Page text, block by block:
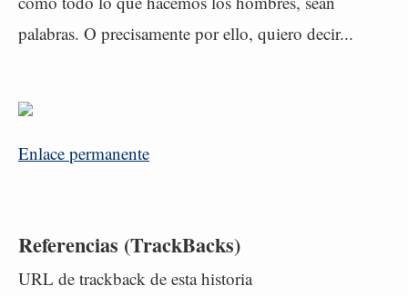
palabras. O precisamente por ello, quiero decir...
Enlace permanente
Referencias (TrackBacks)
URL de trackback de esta historia